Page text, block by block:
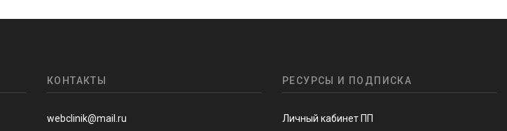
КОНТАКТЫ
webclinik@mail.ru
РЕСУРСЫ И ПОДПИСКА
Личный кабинет ПП